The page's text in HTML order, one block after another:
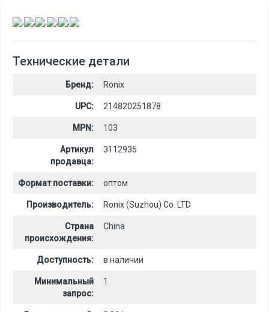
, , , , ,
Технические детали
Бренд: Ronix
UPC: 214820251878
MPN: 103
Артикул
продавца:
3112935
Формат поставки: оптом
Производитель: Ronix (Suzhou) Co. LTD
Страна
происхождения:
China
Доступность: в наличии
Минимальный
запрос:
1